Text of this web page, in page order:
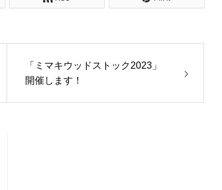
「ミマキウッドストック2023」
開催します！